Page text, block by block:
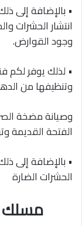
• بالإضافة إلى
انتشار الحشرات
وجود القوارض.
• لذلك يوفر لكم
وتنظيفها من
وصيانة مضخة
الفتحة القديمة
• بالإضافة إلى
الحشرات الضارة
مسلك